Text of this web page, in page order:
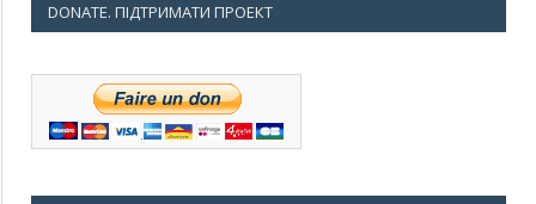
DONATE. ПІДТРИМАТИ ПРОЕКТ